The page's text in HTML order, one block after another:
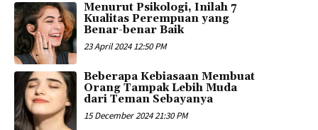
Menurut Psikologi, Inilah 7
Kualitas Perempuan yang
Benar-benar Baik
23 April 2024 12:50 PM
Beberapa Kebiasaan Membuat
Orang Tampak Lebih Muda
dari Teman Sebayanya
15 December 2024 21:30 PM